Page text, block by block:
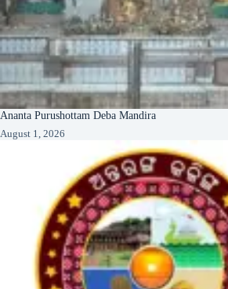
Ananta Purushottam Deba Mandira
August 1, 2026